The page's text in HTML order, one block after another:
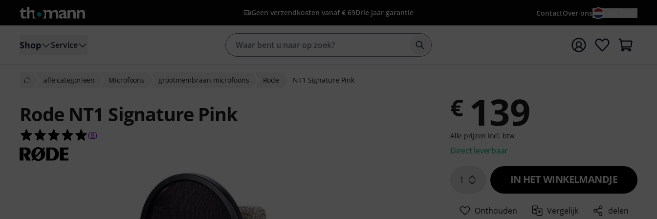
Geen verzendkosten vanaf € 69Drie jaar garantie ContactOver ons
Shop Service Zoek met zoekterm {searchTerm}
alle categorieën Microfoons grootmembraan microfoons Rode NT1 Signature Pink
Rode NT1 Signature Pink
5.0 van de 5 sterren van 8 klantbeoordelingen
(8)
€ 139
Alle prijzen incl. btw
Direct leverbaar
1 IN HET WINKELMANDJE
Onthouden Vergelijk delen